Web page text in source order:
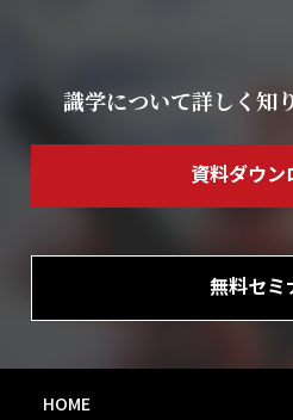
識学について詳しく知
資料ダウン
無料セミ
HOME